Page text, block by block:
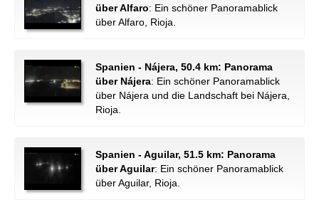
über Alfaro: Ein schöner Panoramablick
über Alfaro, Rioja.
Spanien - Nájera, 50.4 km: Panorama
über Nájera: Ein schöner Panoramablick
über Nájera und die Landschaft bei Nájera,
Rioja.
Spanien - Aguilar, 51.5 km: Panorama
über Aguilar: Ein schöner Panoramablick
über Aguilar, Rioja.